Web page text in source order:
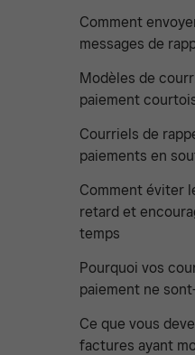
Comment
messages de
Modèles de
paiement
Courriels de
paiements en
Comment éviter
retard et
temps
Pourquoi vos
paiement ne
Ce que vous
factures ayant